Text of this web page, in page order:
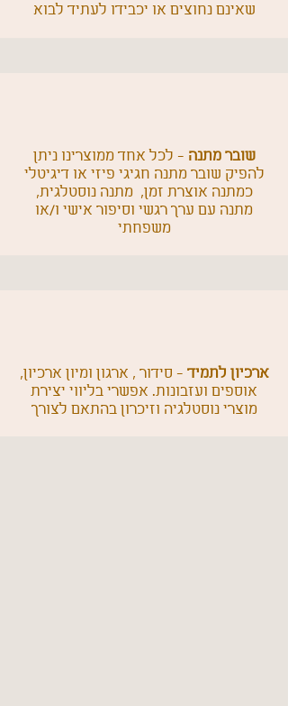
שאינם נחוצים או יכבידו לעתיד לבוא
שובר מתנה - לכל אחד ממוצרינו ניתן
להפיק שובר מתנה חגיגי פיזי או דיגיטלי
כמתנה אוצרת זמן, מתנה נוסטלגית,
מתנה עם ערך רגשי וסיפור אישי ו/או
משפחתי
ארכיון לתמיד - סידור , ארגון ומיון ארכיון,
אוספים ועזבונות. אפשרי בליווי יצירת
מוצרי נוסטלגיה וזיכרון בהתאם לצורך